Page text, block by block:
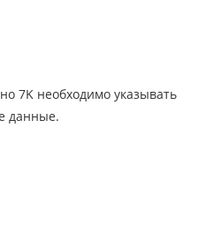
7K необходимо указывать
данные.